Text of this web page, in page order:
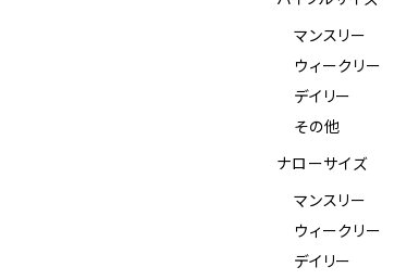
マンスリー
ウィークリー
デイリー
その他
ナローサイズ
マンスリー
ウィークリー
デイリー